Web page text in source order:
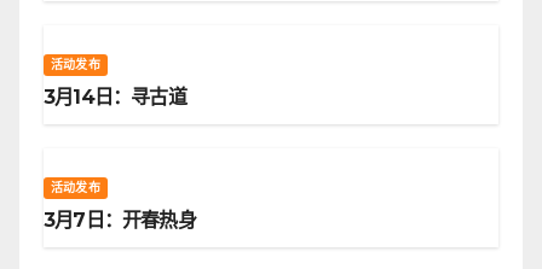
活动发布
3月14日：寻古道
活动发布
3月7日：开春热身